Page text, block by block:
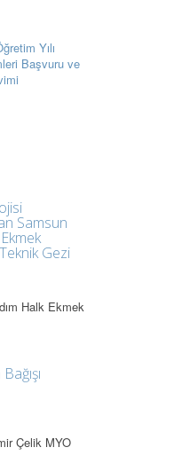
Yılı
Başvuru ve
Samsun
Gezi
Halk Ekmek
Çelik MYO